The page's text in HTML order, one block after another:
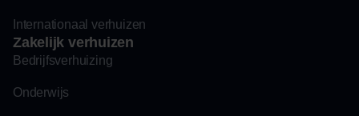
Internationaal verhuizen
Zakelijk verhuizen
Bedrijfsverhuizing
Onderwijs